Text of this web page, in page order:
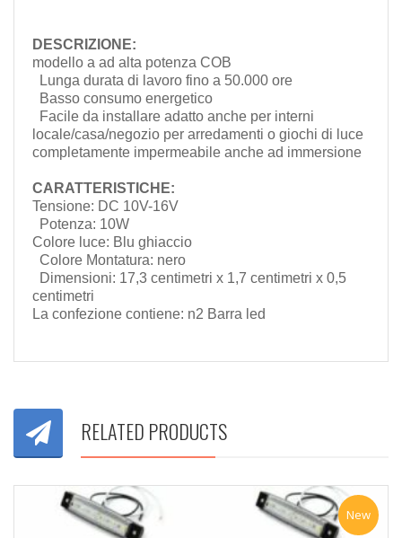
DESCRIZIONE:
modello a ad alta potenza COB
Lunga durata di lavoro fino a 50.000 ore
Basso consumo energetico
Facile da installare adatto anche per interni
locale/casa/negozio per arredamenti o giochi di luce
completamente impermeabile anche ad immersione
CARATTERISTICHE:
Tensione: DC 10V-16V
Potenza: 10W
Colore luce: Blu ghiaccio
Colore Montatura: nero
Dimensioni: 17,3 centimetri x 1,7 centimetri x 0,5
centimetri
La confezione contiene: n2 Barra led
RELATED PRODUCTS
New